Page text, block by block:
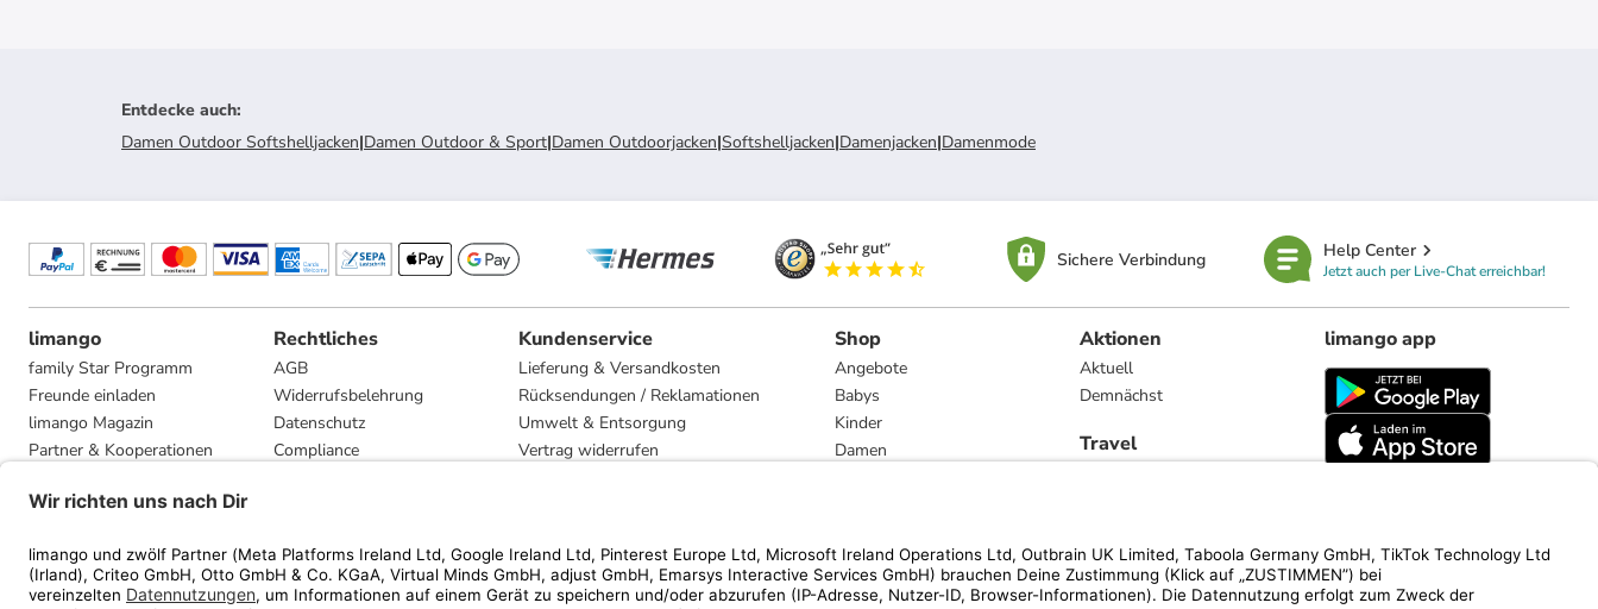
Entdecke auch:
Damen Outdoor Softshelljacken|Damen Outdoor & Sport|Damen Outdoorjacken|Softshelljacken|Damenjacken|Damenmode
Sichere Verbindung Help Center
Jetzt auch per Live-Chat erreichbar!
limango
family Star Programm
Freunde einladen
limango Magazin
Partner & Kooperationen
Presse
Rechtliches
AGB
Widerrufsbelehrung
Datenschutz
Compliance
Kundenservice
Lieferung & Versandkosten
Rücksendungen / Reklamationen
Umwelt & Entsorgung
Vertrag widerrufen
Shop
Angebote
Babys
Kinder
Damen
Marken
Aktionen
Aktuell
Demnächst
Travel
limango app